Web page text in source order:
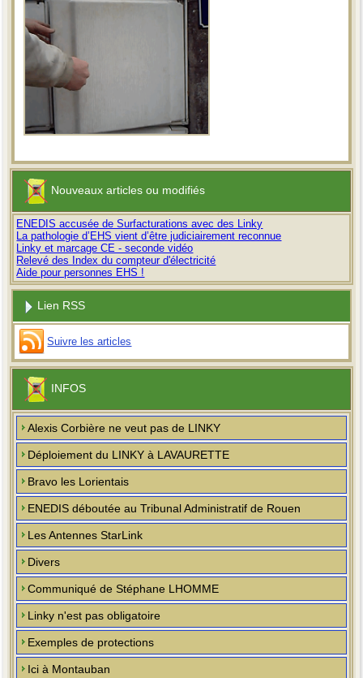
Nouveaux articles ou modifiés
ENEDIS accusée de Surfacturations avec des Linky
La pathologie d’EHS vient d’être judiciairement reconnue
Linky et marcage CE - seconde vidéo
Relevé des Index du compteur d'électricité
Aide pour personnes EHS !
Lien RSS
Suivre les articles
INFOS
Alexis Corbière ne veut pas de LINKY
Déploiement du LINKY à LAVAURETTE
Bravo les Lorientais
ENEDIS déboutée au Tribunal Administratif de Rouen
Les Antennes StarLink
Divers
Communiqué de Stéphane LHOMME
Linky n'est pas obligatoire
Exemples de protections
Ici à Montauban